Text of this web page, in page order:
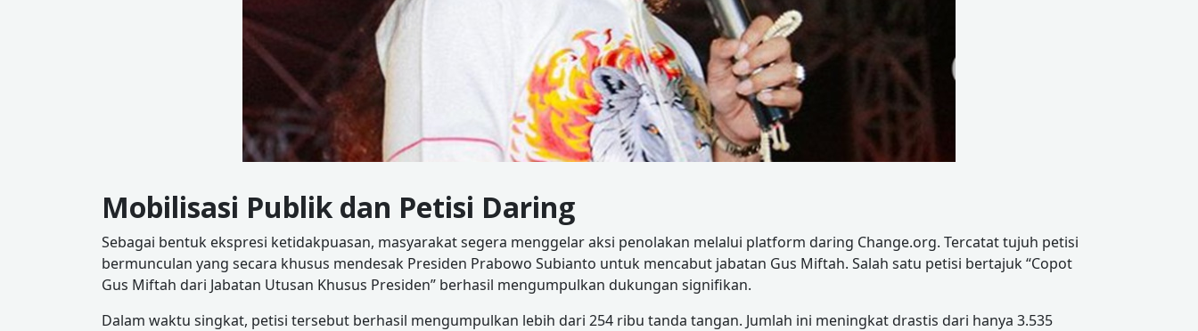
Mobilisasi Publik dan Petisi Daring
Sebagai bentuk ekspresi ketidakpuasan, masyarakat segera menggelar aksi penolakan melalui platform daring Change.org. Tercatat tujuh petisi
bermunculan yang secara khusus mendesak Presiden Prabowo Subianto untuk mencabut jabatan Gus Miftah. Salah satu petisi bertajuk “Copot
Gus Miftah dari Jabatan Utusan Khusus Presiden” berhasil mengumpulkan dukungan signifikan.
Dalam waktu singkat, petisi tersebut berhasil mengumpulkan lebih dari 254 ribu tanda tangan. Jumlah ini meningkat drastis dari hanya 3.535